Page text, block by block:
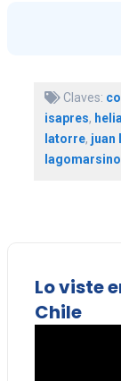
Claves:
isapres,
latorre, juan
lagomarsino
Lo viste
Chile